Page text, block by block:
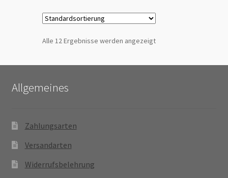
Alle 12 Ergebnisse werden angezeigt
Allgemeines
Zahlungsarten
Versandarten
Widerrufsbelehrung